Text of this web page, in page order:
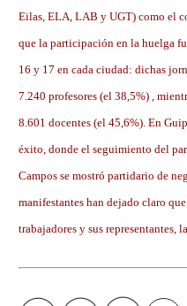
Eilas, ELA, LAB y UGT) como el
que la participación en la huelga
16 y 17 en cada ciudad: dichas
7.240 profesores (el 38,5%) ,
8.601 docentes (el 45,6%). En
éxito, donde el seguimiento del
Campos se mostró partidario de
manifestantes han dejado claro
trabajadores y sus representantes,